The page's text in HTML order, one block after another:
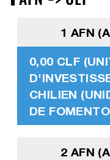
1 AFN
0,00 CLF
CHILIEN
DE
2 AFN